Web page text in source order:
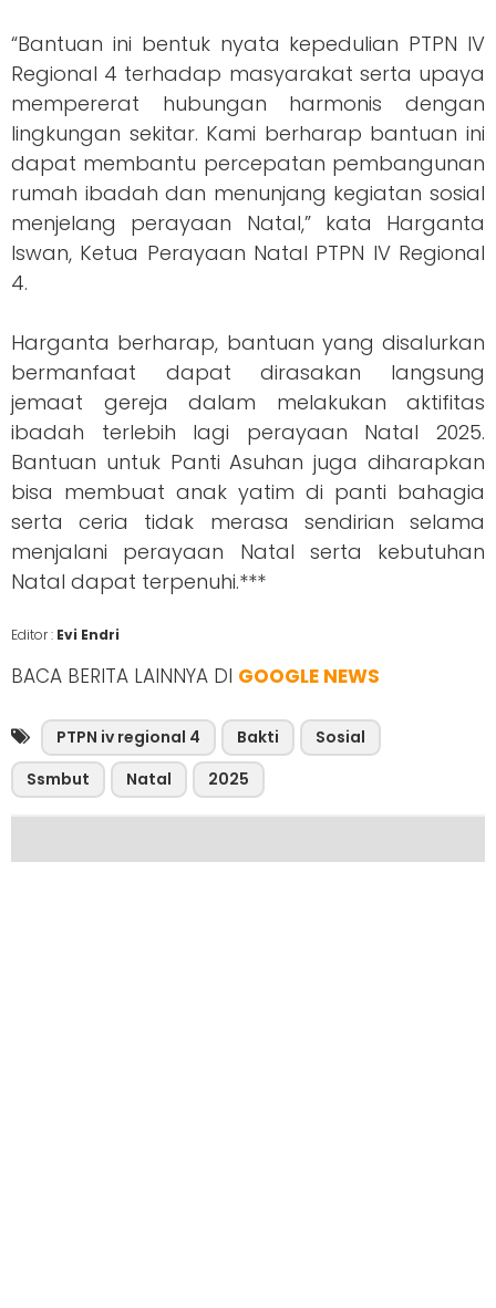
“Bantuan ini bentuk nyata kepedulian PTPN IV
Regional 4 terhadap masyarakat serta upaya
mempererat hubungan harmonis dengan
lingkungan sekitar. Kami berharap bantuan ini
dapat membantu percepatan pembangunan
rumah ibadah dan menunjang kegiatan sosial
menjelang perayaan Natal,” kata Harganta
Iswan, Ketua Perayaan Natal PTPN IV Regional
4.
Harganta berharap, bantuan yang disalurkan
bermanfaat dapat dirasakan langsung
jemaat gereja dalam melakukan aktifitas
ibadah terlebih lagi perayaan Natal 2025.
Bantuan untuk Panti Asuhan juga diharapkan
bisa membuat anak yatim di panti bahagia
serta ceria tidak merasa sendirian selama
menjalani perayaan Natal serta kebutuhan
Natal dapat terpenuhi.***
Editor : Evi Endri
BACA BERITA LAINNYA DI GOOGLE NEWS
PTPN iv regional 4 Bakti
Sosial
Ssmbut
Natal 2025